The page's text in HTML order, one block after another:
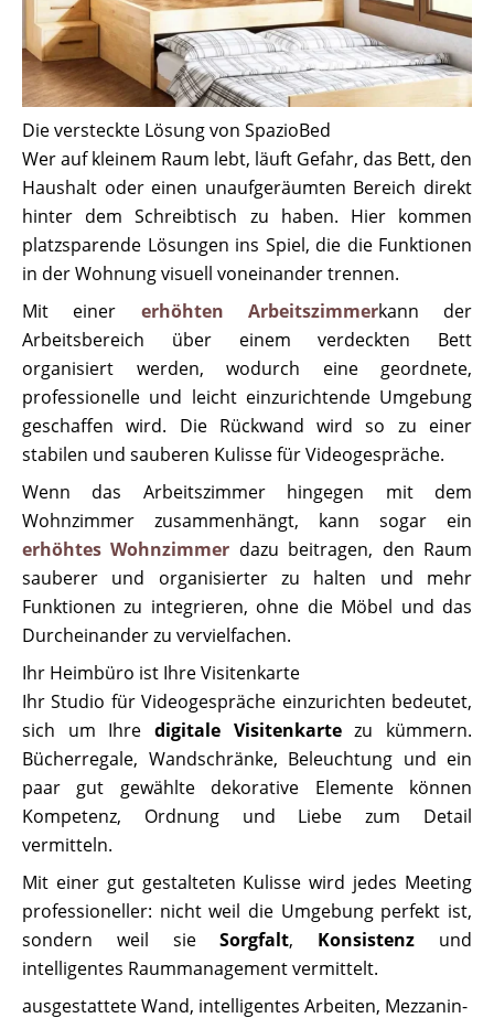
Die versteckte Lösung von SpazioBed
Wer auf kleinem Raum lebt, läuft Gefahr, das Bett, den
Haushalt oder einen unaufgeräumten Bereich direkt
hinter dem Schreibtisch zu haben. Hier kommen
platzsparende Lösungen ins Spiel, die die Funktionen
in der Wohnung visuell voneinander trennen.
Mit einer erhöhten Arbeitszimmerkann der
Arbeitsbereich über einem verdeckten Bett
organisiert werden, wodurch eine geordnete,
professionelle und leicht einzurichtende Umgebung
geschaffen wird. Die Rückwand wird so zu einer
stabilen und sauberen Kulisse für Videogespräche.
Wenn das Arbeitszimmer hingegen mit dem
Wohnzimmer zusammenhängt, kann sogar ein
erhöhtes Wohnzimmer dazu beitragen, den Raum
sauberer und organisierter zu halten und mehr
Funktionen zu integrieren, ohne die Möbel und das
Durcheinander zu vervielfachen.
Ihr Heimbüro ist Ihre Visitenkarte
Ihr Studio für Videogespräche einzurichten bedeutet,
sich um Ihre digitale Visitenkartezu kümmern.
Bücherregale, Wandschränke, Beleuchtung und ein
paar gut gewählte dekorative Elemente können
Kompetenz, Ordnung und Liebe zum Detail
vermitteln.
Mit einer gut gestalteten Kulisse wird jedes Meeting
professioneller: nicht weil die Umgebung perfekt ist,
sondern weil sieSorgfalt, Konsistenz und
intelligentes Raummanagement vermittelt.
ausgestattete Wand, intelligentes Arbeiten, Mezzanin-